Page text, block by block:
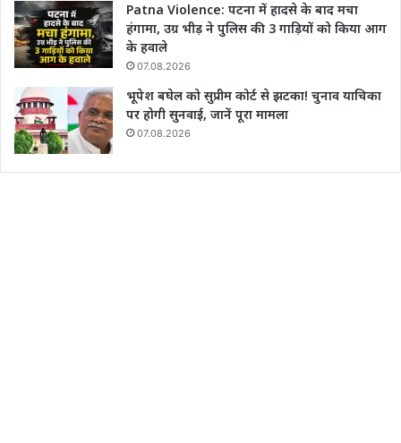
Patna Violence: पटना में हादसे के बाद मचा
हंगामा, उग्र भीड़ ने पुलिस की 3 गाड़ियों को किया आग
के हवाले
07.08.2026
भूपेश बघेल को सुप्रीम कोर्ट से झटका! चुनाव याचिका
पर होगी सुनवाई, जानें पूरा मामला
07.08.2026